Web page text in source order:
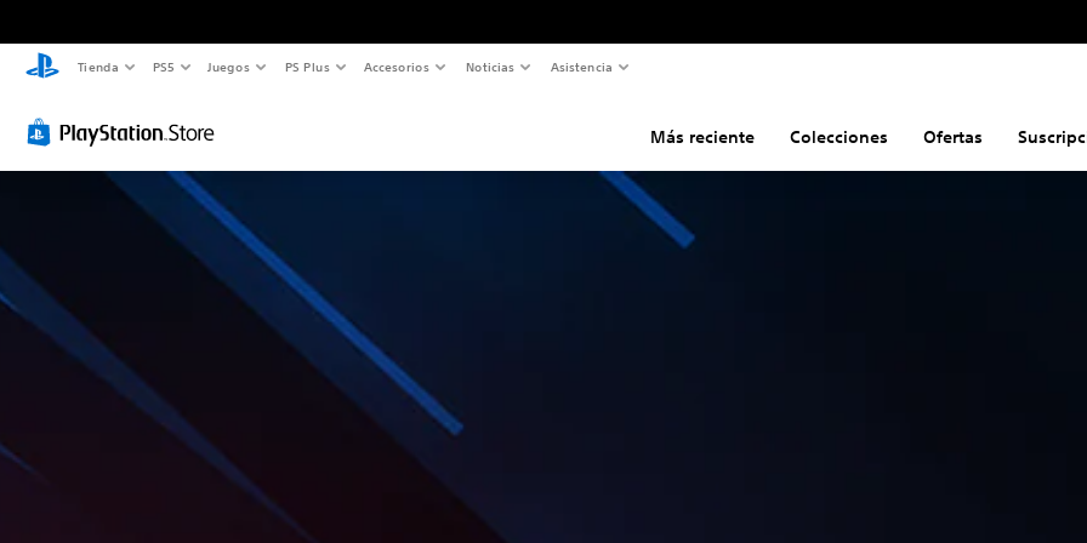
Tienda PS5 Juegos PS Plus Accesorios Noticias Asistencia
Más reciente Colecciones Ofertas